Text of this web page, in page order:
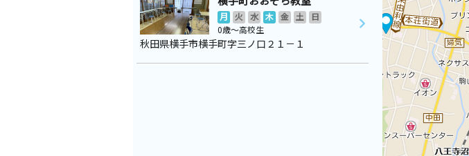
月 火 水 木 金 土
日
0歳～高校生
秋田県横手市横手町字三ノ口２１－１